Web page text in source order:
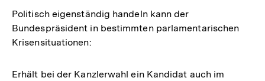
Politisch eigenständig handeln kann der
Bundespräsident in bestimmten parlamentarischen
Krisensituationen:
Erhält bei der Kanzlerwahl ein Kandidat auch im